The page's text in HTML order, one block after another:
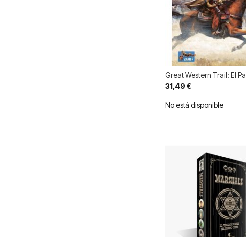
Great Western Trail: El
31,49 €
No está disponible